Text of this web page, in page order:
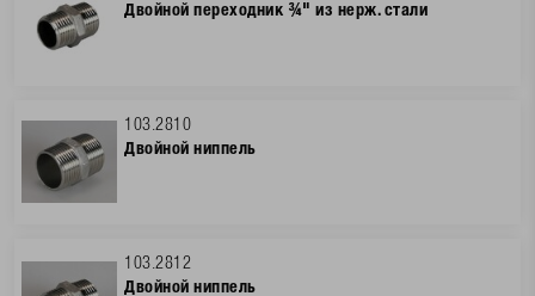
Двойной переходник ¾" из нерж. стали
103.2810
Двойной ниппель
103.2812
Двойной ниппель